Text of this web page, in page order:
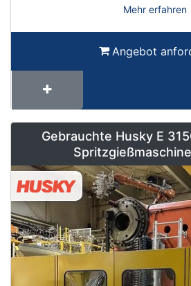
Mehr erfahren
Angebot
Gebrauchte Husky E